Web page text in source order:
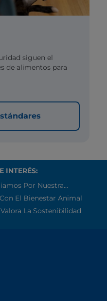
siguen el
de alimentos para
INTERÉS:
Por Nuestra...
El Bienestar Animal
La Sostenibilidad